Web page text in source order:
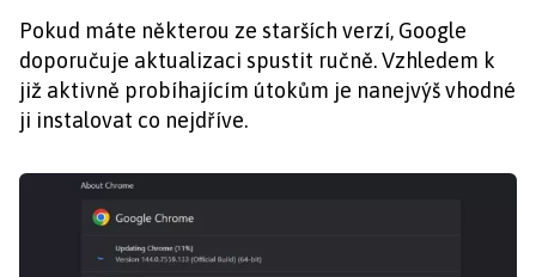
Pokud máte některou ze starších verzí, Google
doporučuje aktualizaci spustit ručně. Vzhledem k
již aktivně probíhajícím útokům je nanejvýš vhodné
ji instalovat co nejdříve.